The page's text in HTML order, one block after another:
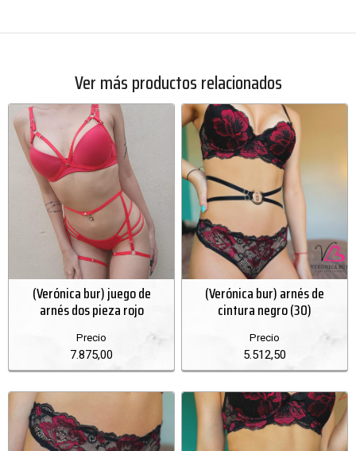
Ver más productos relacionados
(Verónica bur) juego de
arnés dos pieza rojo
Precio
7.875,00
(Verónica bur) arnés de
cintura negro (30)
Precio
5.512,50